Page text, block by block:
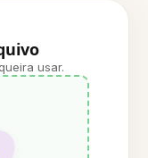
usar.